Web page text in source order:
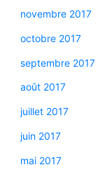
novembre 2017
octobre 2017
septembre 2017
août 2017
juillet 2017
juin 2017
mai 2017